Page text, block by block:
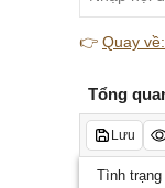
👉 Quay
Tổng
Lưu
Tình